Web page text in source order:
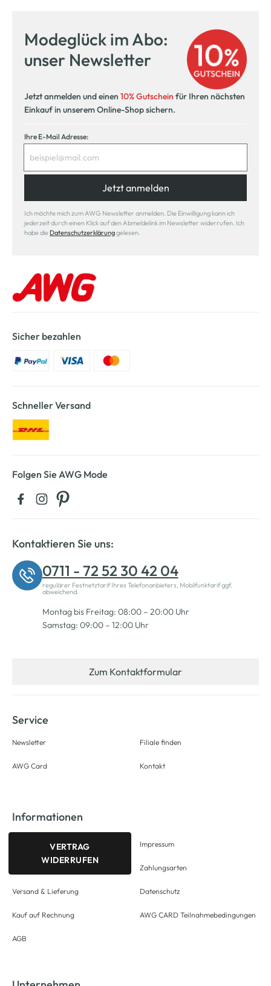
Modeglück im Abo:
unser Newsletter
Jetzt anmelden und einen 10% Gutschein für Ihren nächsten
Einkauf in unserem Online-Shop sichern.
Ihre E-Mail Adresse:
Jetzt anmelden
Ich möchte mich zum AWG Newsletter anmelden. Die Einwilligung kann ich
jederzeit durch einen Klick auf den Abmeldelink im Newsletter widerrufen. Ich
habe die Datenschutzerklärunggelesen.
Sicher bezahlen
Schneller Versand
Folgen Sie AWG Mode
Kontaktieren Sie uns:
0711 - 72 52 30 42 04
regulärer Festnetztarif Ihres Telefonanbieters, Mobilfunktarif ggf.
abweichend.
Montag bis Freitag: 08:00 – 20:00 Uhr
Samstag: 09:00 – 12:00 Uhr
Zum Kontaktformular
Service
Newsletter
AWG Card
Filiale finden
Kontakt
Informationen
VERTRAG
WIDERRUFEN
Versand & Lieferung
Kauf auf Rechnung
AGB
Impressum
Zahlungsarten
Datenschutz
AWG CARD Teilnahmebedingungen